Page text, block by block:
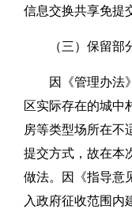
信息交换共享免提
（三）保留部
因《管理办法
区实际存在的城中
房等类型场所在不
提交方式，故在本
做法。因《指导意
入政府征收范围内